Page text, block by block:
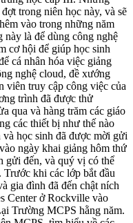
trong niên học này, và sẽ
vào trong những năm
là để dùng công nghệ
cơ hội để giúp học sinh
cá nhân hóa việc giảng
nghệ cloud, đề xướng
viên truy cập công việc của
trình đã được thử
qua và hàng trăm các giáo
các thiết bị như thế nào
học sinh đã được mời gửi
ngày khai giảng hôm thứ
gửi đến, và quý vị có thể
khi các lớp bắt đầu
gia đình đã đến chật ních
Center ở Rockville vào
Trường MCPS hằng năm.